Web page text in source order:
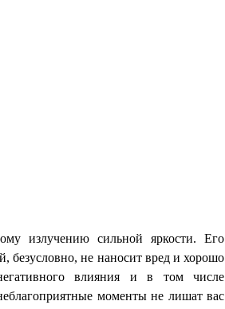
излучению сильной яркости. Его
безусловно, не наносит вред и хорошо
влияния и в том числе
моменты не лишат вас